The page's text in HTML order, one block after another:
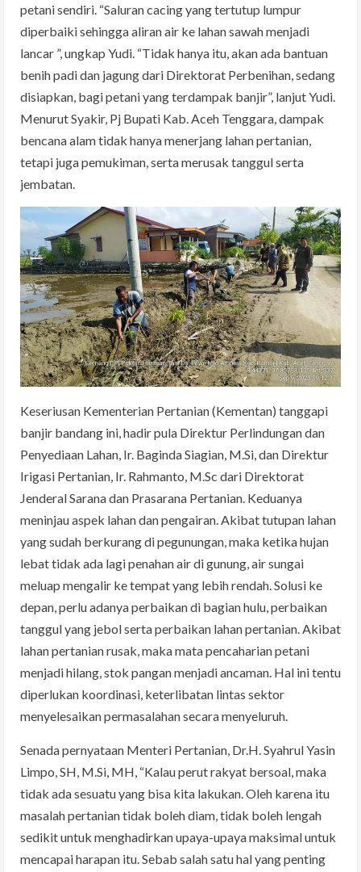
petani sendiri. “Saluran cacing yang tertutup lumpur
diperbaiki sehingga aliran air ke lahan sawah menjadi
lancar ”, ungkap Yudi. “Tidak hanya itu, akan ada bantuan
benih padi dan jagung dari Direktorat Perbenihan, sedang
disiapkan, bagi petani yang terdampak banjir”, lanjut Yudi.
Menurut Syakir, Pj Bupati Kab. Aceh Tenggara, dampak
bencana alam tidak hanya menerjang lahan pertanian,
tetapi juga pemukiman, serta merusak tanggul serta
jembatan.
Keseriusan Kementerian Pertanian (Kementan) tanggapi
banjir bandang ini, hadir pula Direktur Perlindungan dan
Penyediaan Lahan, Ir. Baginda Siagian, M.Si, dan Direktur
Irigasi Pertanian, Ir. Rahmanto, M.Sc dari Direktorat
Jenderal Sarana dan Prasarana Pertanian. Keduanya
meninjau aspek lahan dan pengairan. Akibat tutupan lahan
yang sudah berkurang di pegunungan, maka ketika hujan
lebat tidak ada lagi penahan air di gunung, air sungai
meluap mengalir ke tempat yang lebih rendah. Solusi ke
depan, perlu adanya perbaikan di bagian hulu, perbaikan
tanggul yang jebol serta perbaikan lahan pertanian. Akibat
lahan pertanian rusak, maka mata pencaharian petani
menjadi hilang, stok pangan menjadi ancaman. Hal ini tentu
diperlukan koordinasi, keterlibatan lintas sektor
menyelesaikan permasalahan secara menyeluruh.
Senada pernyataan Menteri Pertanian, Dr.H. Syahrul Yasin
Limpo, SH, M.Si, MH, “Kalau perut rakyat bersoal, maka
tidak ada sesuatu yang bisa kita lakukan. Oleh karena itu
masalah pertanian tidak boleh diam, tidak boleh lengah
sedikit untuk menghadirkan upaya-upaya maksimal untuk
mencapai harapan itu. Sebab salah satu hal yang penting